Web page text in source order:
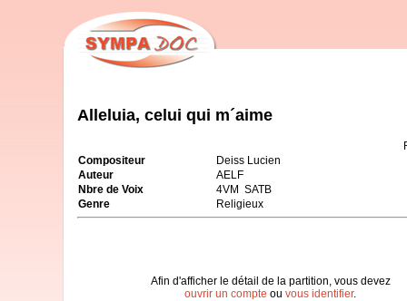
Alleluia, celui qui m´aime
Compositeur
Deiss Lucien
Auteur
AELF
Nbre de Voix
4VM SATB
Genre
Religieux
Afin d'afficher le détail de la partition, vous devez
ouvrir un compte ou vous identifier.